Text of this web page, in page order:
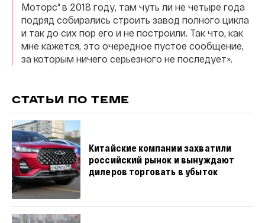
Моторс“ в 2018 году, там чуть ли не четыре года
подряд собирались строить завод полного цикла
и так до сих пор его и не построили. Так что, как
мне кажется, это очередное пустое сообщение,
за которым ничего серьезного не последует».
СТАТЬИ ПО ТЕМЕ
Китайские компании захватили
российский рынок и вынуждают
дилеров торговать в убыток